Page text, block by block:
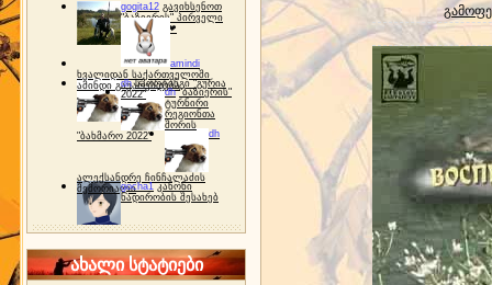
gogita12 გავიხსენოთ
"ბაზიერის" პირველი
ტურნირი ❤
amindi
ხვალიდან საქართველოში
ამინდი გაუარესდება
dh სპორტინგი "გურია
2022"
dh "ბაზიერის"
ტურნირი
რეგიონთა
შორის
"ბახმარო 2022"
dh
ალექსანდრე ჩინჩალაძის
მემორიალიgocha1 კანონი
ნადირობის შესახებ
ახალი სტატიები